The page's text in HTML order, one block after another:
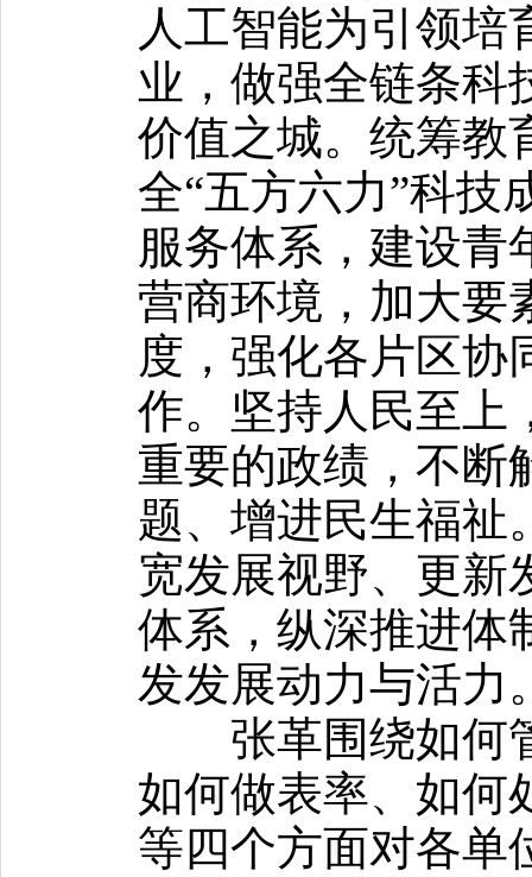
人工智能为引领培
业，做强全链条科
价值之城。统筹教
全“五方六力”科技
服务体系，建设青
营商环境，加大要
度，强化各片区协
作。坚持人民至上
重要的政绩，不断
题、增进民生福祉
宽发展视野、更新
体系，纵深推进体
发发展动力与活力
张革围绕如何
如何做表率、如何
等四个方面对各单